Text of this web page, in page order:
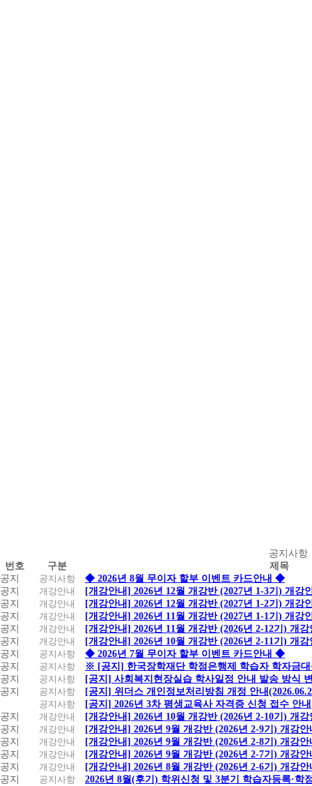
지
사
항
공지사항
번호
구분
제목
공지
공지사항
◆ 2026년 8월 무이자 할부 이벤트 카드안내 ◆
공지
개강안내
[개강안내] 2026년 12월 개강반 (2027년 1-3기) 개강
공지
개강안내
[개강안내] 2026년 12월 개강반 (2027년 1-2기) 개강
공지
개강안내
[개강안내] 2026년 11월 개강반 (2027년 1-1기) 개강
공지
개강안내
[개강안내] 2026년 11월 개강반 (2026년 2-12기) 개강
공지
개강안내
[개강안내] 2026년 10월 개강반 (2026년 2-11기) 개강
공지
공지사항
◆ 2026년 7월 무이자 할부 이벤트 카드안내 ◆
공지
공지사항
※ [공지] 한국장학재단 학점은행제 학습자 학자금
공지
공지사항
[공지] 사회복지현장실습 학사일정 안내 발송 방식
공지
공지사항
[공지] 위더스 개인정보처리방침 개정 안내
공지사항
[공지] 2026년 3차 평생교육사 자격증 신청 접수 안내
공지
개강안내
[개강안내] 2026년 10월 개강반 (2026년 2-10기) 개강
공지
개강안내
[개강안내] 2026년 9월 개강반 (2026년 2-9기) 개강안
공지
개강안내
[개강안내] 2026년 9월 개강반 (2026년 2-8기) 개강안
공지
개강안내
[개강안내] 2026년 9월 개강반 (2026년 2-7기) 개강안
공지
개강안내
[개강안내] 2026년 8월 개강반 (2026년 2-6기) 개강안
공지
공지사항
2026년 8월(후기) 학위신청 및 3분기 학습자등록·학